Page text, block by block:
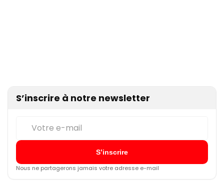
S’inscrire à notre newsletter
Nous ne partagerons jamais votre adresse e-mail